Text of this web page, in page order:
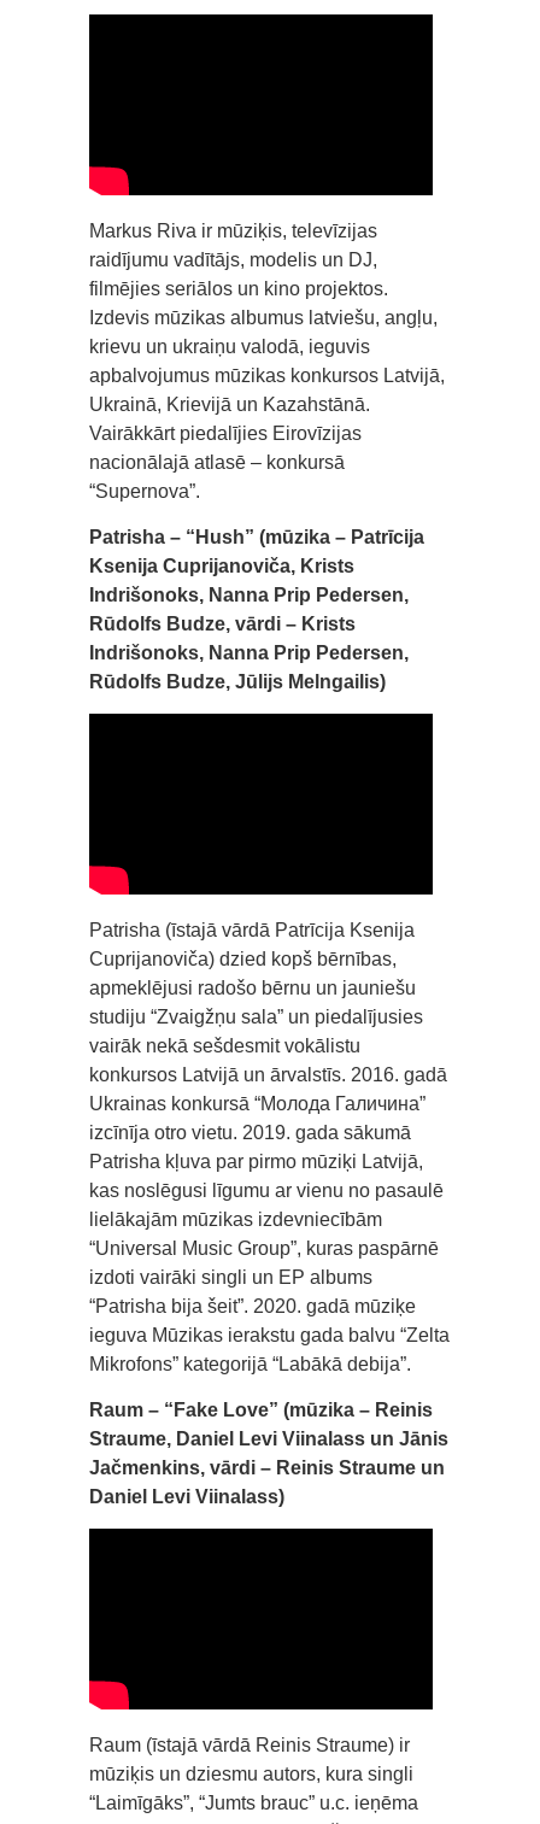
Markus Riva ir mūziķis, televīzijas
raidījumu vadītājs, modelis un DJ,
filmējies seriālos un kino projektos.
Izdevis mūzikas albumus latviešu, angļu,
krievu un ukraiņu valodā, ieguvis
apbalvojumus mūzikas konkursos Latvijā,
Ukrainā, Krievijā un Kazahstānā.
Vairākkārt piedalījies Eirovīzijas
nacionālajā atlasē – konkursā
“Supernova”.
Patrisha – “Hush” (mūzika – Patrīcija
Ksenija Cuprijanoviča, Krists
Indrišonoks, Nanna Prip Pedersen,
Rūdolfs Budze, vārdi – Krists
Indrišonoks, Nanna Prip Pedersen,
Rūdolfs Budze, Jūlijs Melngailis)
Patrisha (īstajā vārdā Patrīcija Ksenija
Cuprijanoviča) dzied kopš bērnības,
apmeklējusi radošo bērnu un jauniešu
studiju “Zvaigžņu sala” un piedalījusies
vairāk nekā sešdesmit vokālistu
konkursos Latvijā un ārvalstīs. 2016. gadā
Ukrainas konkursā “Молода Галичина”
izcīnīja otro vietu. 2019. gada sākumā
Patrisha kļuva par pirmo mūziķi Latvijā,
kas noslēgusi līgumu ar vienu no pasaulē
lielākajām mūzikas izdevniecībām
“Universal Music Group”, kuras paspārnē
izdoti vairāki singli un EP albums
“Patrisha bija šeit”. 2020. gadā mūziķe
ieguva Mūzikas ierakstu gada balvu “Zelta
Mikrofons” kategorijā “Labākā debija”.
Raum – “Fake Love” (mūzika – Reinis
Straume, Daniel Levi Viinalass un Jānis
Jačmenkins, vārdi – Reinis Straume un
Daniel Levi Viinalass)
Raum (īstajā vārdā Reinis Straume) ir
mūziķis un dziesmu autors, kura singli
“Laimīgāks”, “Jumts brauc” u.c. ieņēma